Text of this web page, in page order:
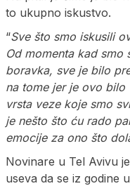
to ukupno iskustvo.
“Sve što smo iskusili
Od momenta kad smo
boravka, sve je bilo
na tome jer je ovo bilo
vrsta veze koje smo
je nešto što ću rado
emocije za ono što
Novinare u Tel Avivu
useva da se iz godine